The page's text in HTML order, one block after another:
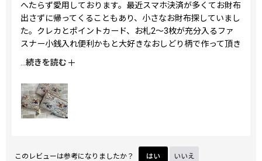
へたらず愛用しております。最近スマホ決済が多くてお財布
出さずに帰ってくることもあり、小さなお財布探していまし
た。クレカとポイントカード、お札2〜3枚が充分入るファ
スナー小銭入れ便利かもと大好きなおしどり柄で作って頂き
ました。またひとつ愛用品が増えました。
続きを読む
このレビューは参考になりましたか？ はい いいえ